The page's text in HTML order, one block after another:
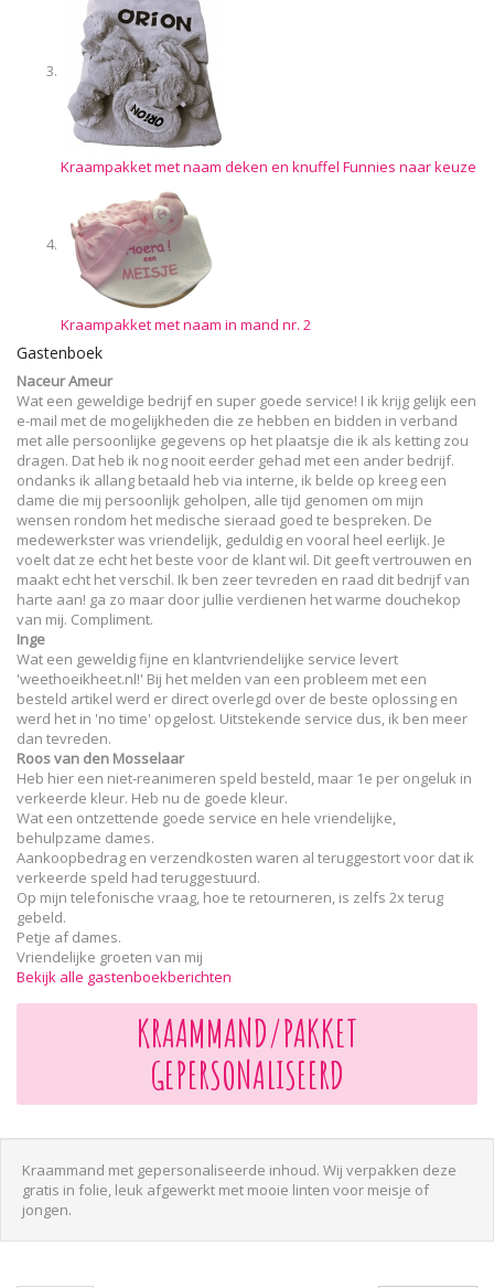
Kraampakket met naam deken en knuffel Funnies naar keuze
Kraampakket met naam in mand nr. 2
Gastenboek
Naceur Ameur
Wat een geweldige bedrijf en super goede service! I ik krijg gelijk een
e-mail met de mogelijkheden die ze hebben en bidden in verband
met alle persoonlijke gegevens op het plaatsje die ik als ketting zou
dragen. Dat heb ik nog nooit eerder gehad met een ander bedrijf.
ondanks ik allang betaald heb via interne, ik belde op kreeg een
dame die mij persoonlijk geholpen, alle tijd genomen om mijn
wensen rondom het medische sieraad goed te bespreken. De
medewerkster was vriendelijk, geduldig en vooral heel eerlijk. Je
voelt dat ze echt het beste voor de klant wil. Dit geeft vertrouwen en
maakt echt het verschil. Ik ben zeer tevreden en raad dit bedrijf van
harte aan! ga zo maar door jullie verdienen het warme douchekop
van mij. Compliment.
Inge
Wat een geweldig fijne en klantvriendelijke service levert
'weethoeikheet.nl!' Bij het melden van een probleem met een
besteld artikel werd er direct overlegd over de beste oplossing en
werd het in 'no time' opgelost. Uitstekende service dus, ik ben meer
dan tevreden.
Roos van den Mosselaar
Heb hier een niet-reanimeren speld besteld, maar 1e per ongeluk in
verkeerde kleur. Heb nu de goede kleur.
Wat een ontzettende goede service en hele vriendelijke,
behulpzame dames.
Aankoopbedrag en verzendkosten waren al teruggestort voor dat ik
verkeerde speld had teruggestuurd.
Op mijn telefonische vraag, hoe te retourneren, is zelfs 2x terug
gebeld.
Petje af dames.
Vriendelijke groeten van mij
Bekijk alle gastenboekberichten
KRAAMMAND/PAKKET
GEPERSONALISEERD
Kraammand met gepersonaliseerde inhoud. Wij verpakken deze
gratis in folie, leuk afgewerkt met mooie linten voor meisje of
jongen.